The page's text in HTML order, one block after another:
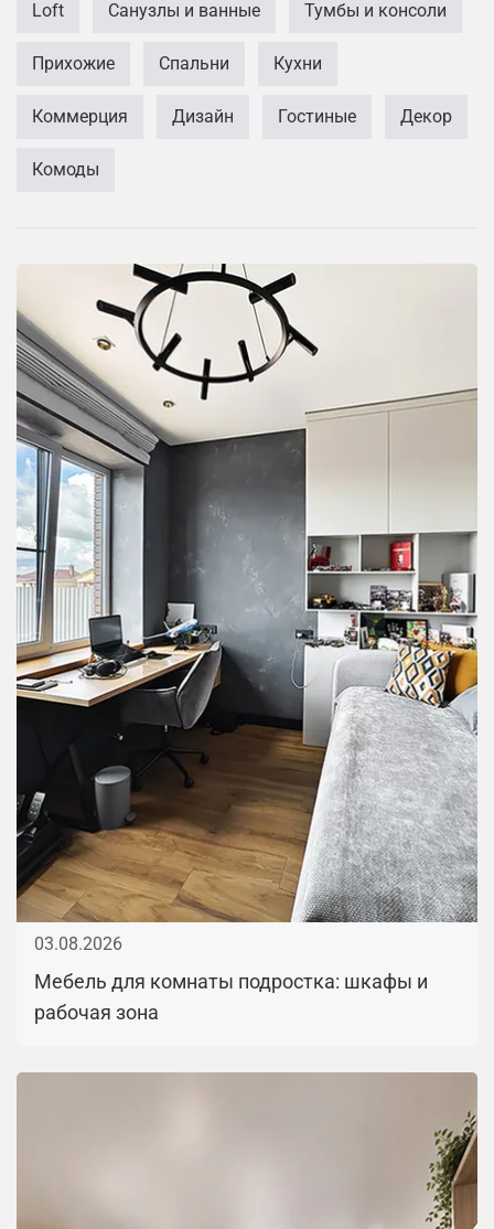
Loft Санузлы и ванные Тумбы и консоли
Прихожие Спальни Кухни
Коммерция Дизайн Гостиные Декор
Комоды
03.08.2026
Мебель для комнаты подростка: шкафы и
рабочая зона